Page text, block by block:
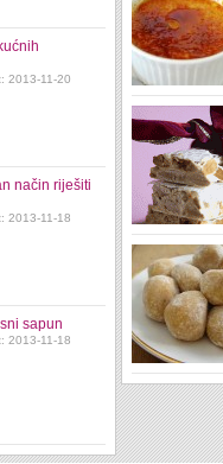
2013-11-20
način riješiti
2013-11-18
sapun
2013-11-18